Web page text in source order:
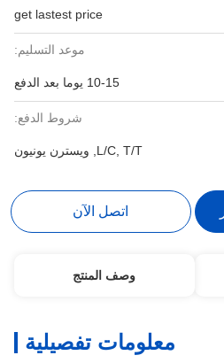
get lastest price
موعد التسليم:
10-15 يوما بعد الدفع
شروط الدفع:
L/C, T/T, ويسترن يونيون
اتصل الآن
وصف المنتج
معلومات تفصيلية